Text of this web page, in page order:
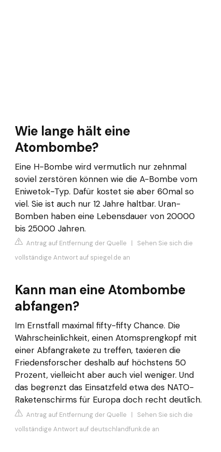
Wie lange hält eine
Atombombe?
Eine H-Bombe wird vermutlich nur zehnmal
soviel zerstören können wie die A-Bombe vom
Eniwetok-Typ. Dafür kostet sie aber 60mal so
viel. Sie ist auch nur 12 Jahre haltbar. Uran-
Bomben haben eine Lebensdauer von 20000
bis 25000 Jahren.
Antrag auf Entfernung der Quelle | Sehen Sie sich die
vollständige Antwort auf spiegel.de an
Kann man eine Atombombe
abfangen?
Im Ernstfall maximal fifty-fifty Chance. Die
Wahrscheinlichkeit, einen Atomsprengkopf mit
einer Abfangrakete zu treffen, taxieren die
Friedensforscher deshalb auf höchstens 50
Prozent, vielleicht aber auch viel weniger. Und
das begrenzt das Einsatzfeld etwa des NATO-
Raketenschirms für Europa doch recht deutlich.
Antrag auf Entfernung der Quelle | Sehen Sie sich die
vollständige Antwort auf deutschlandfunk.de an